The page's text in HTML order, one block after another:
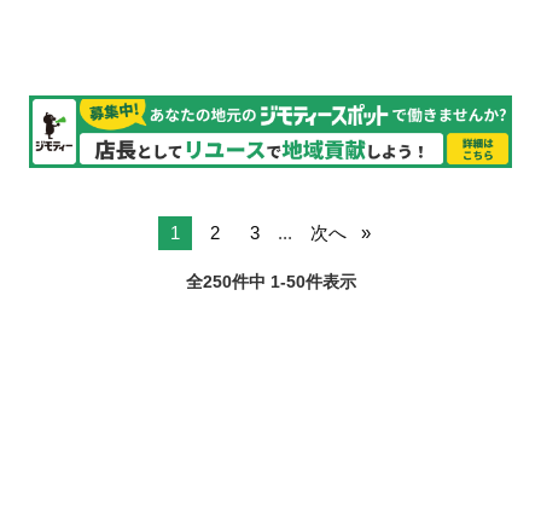
1 2 3 ... 次へ
全250件中 1-50件表示